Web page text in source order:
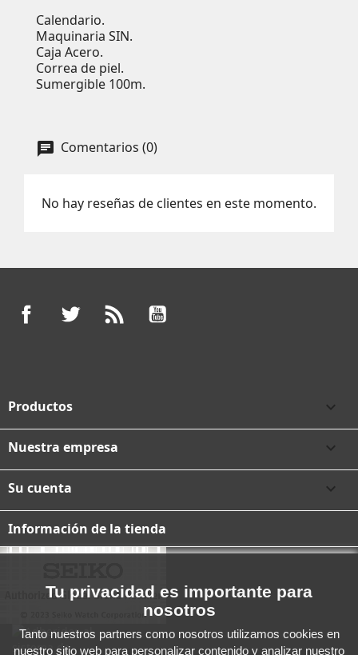
Calendario.
Maquinaria SIN.
Caja Acero.
Correa de piel.
Sumergible 100m.
Comentarios (0)
No hay reseñas de clientes en este momento.
FacebookTwitter
Productos 
Nuestra empresa 
Su cuenta 
Información de la tienda
Tu privacidad es importante para
nosotros
Tanto nuestros partners como nosotros utilizamos cookies en
nuestro sitio web para personalizar contenido y analizar nuestro